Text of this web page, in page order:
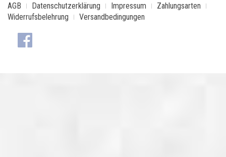
AGB
Datenschutzerklärung Impressum
Zahlungsarten
Widerrufsbelehrung
Versandbedingungen